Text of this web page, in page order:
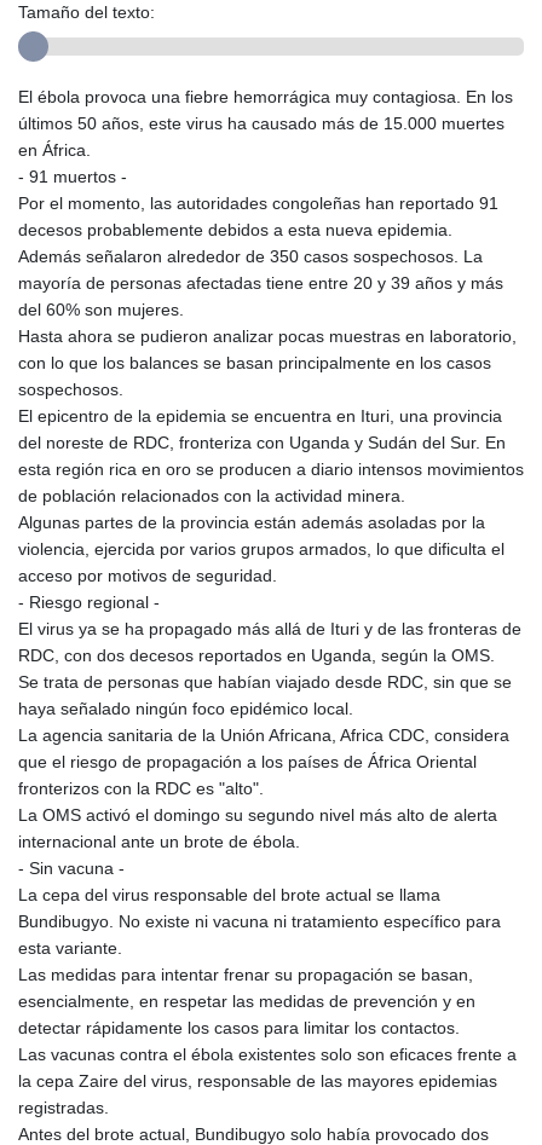
Tamaño del texto:
El ébola provoca una fiebre hemorrágica muy contagiosa. En los
últimos 50 años, este virus ha causado más de 15.000 muertes
en África.
- 91 muertos -
Por el momento, las autoridades congoleñas han reportado 91
decesos probablemente debidos a esta nueva epidemia.
Además señalaron alrededor de 350 casos sospechosos. La
mayoría de personas afectadas tiene entre 20 y 39 años y más
del 60% son mujeres.
Hasta ahora se pudieron analizar pocas muestras en laboratorio,
con lo que los balances se basan principalmente en los casos
sospechosos.
El epicentro de la epidemia se encuentra en Ituri, una provincia
del noreste de RDC, fronteriza con Uganda y Sudán del Sur. En
esta región rica en oro se producen a diario intensos movimientos
de población relacionados con la actividad minera.
Algunas partes de la provincia están además asoladas por la
violencia, ejercida por varios grupos armados, lo que dificulta el
acceso por motivos de seguridad.
- Riesgo regional -
El virus ya se ha propagado más allá de Ituri y de las fronteras de
RDC, con dos decesos reportados en Uganda, según la OMS.
Se trata de personas que habían viajado desde RDC, sin que se
haya señalado ningún foco epidémico local.
La agencia sanitaria de la Unión Africana, Africa CDC, considera
que el riesgo de propagación a los países de África Oriental
fronterizos con la RDC es "alto".
La OMS activó el domingo su segundo nivel más alto de alerta
internacional ante un brote de ébola.
- Sin vacuna -
La cepa del virus responsable del brote actual se llama
Bundibugyo. No existe ni vacuna ni tratamiento específico para
esta variante.
Las medidas para intentar frenar su propagación se basan,
esencialmente, en respetar las medidas de prevención y en
detectar rápidamente los casos para limitar los contactos.
Las vacunas contra el ébola existentes solo son eficaces frente a
la cepa Zaire del virus, responsable de las mayores epidemias
registradas.
Antes del brote actual, Bundibugyo solo había provocado dos